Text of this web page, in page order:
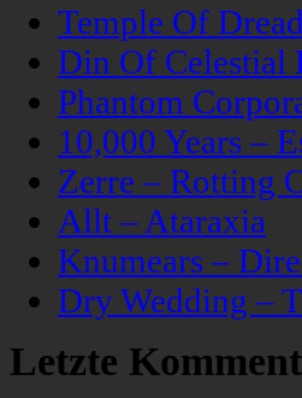
Temple Of
Din Of Celestial
Phantom
10,000 Years –
Zerre – Rotting
Allt – Ataraxia
Knumears –
Dry Wedding –
Letzte